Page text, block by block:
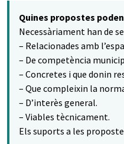
Quines propostes
Necessàriament han de
– Relacionades amb
– De competència
– Concretes i que donin
– Que compleixin la
– D’interès general.
– Viables tècnicament.
Els suports a les